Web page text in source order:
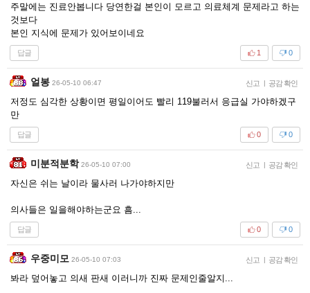
주말에는 진료안봅니다 당연한걸 본인이 모르고 의료체계 문제라고 하는
것보다
본인 지식에 문제가 있어보이네요
답글 0
1
얼봉 26-05-10 06:47 신고 | 공감 확인
저정도 심각한 상황이면 평일이어도 빨리 119불러서 응급실 가야하겠구
만
답글 0
0
미분적분학 26-05-10 07:00 신고 | 공감 확인
자신은 쉬는 날이라 물사러 나가야하지만
의사들은 일을해야하는군요 흠...
답글 0
0
우중미모 26-05-10 07:03 신고 | 공감 확인
봐라 덮어놓고 의새 판새 이러니까 진짜 문제인줄알지...